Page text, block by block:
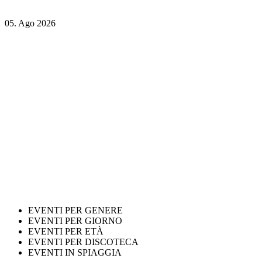
05. Ago 2026
EVENTI PER GENERE
EVENTI PER GIORNO
EVENTI PER ETÀ
EVENTI PER DISCOTECA
EVENTI IN SPIAGGIA